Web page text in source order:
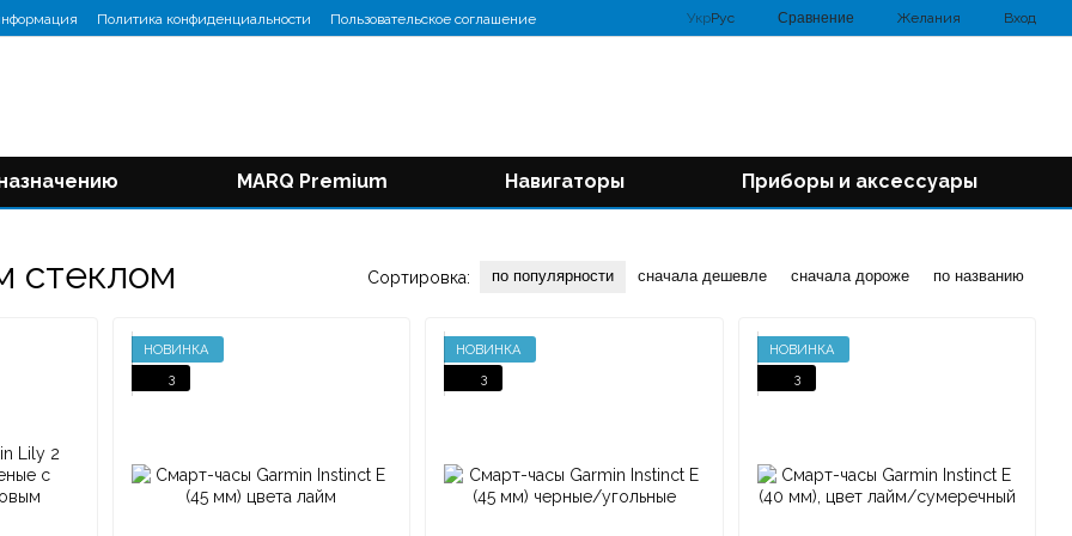
Политика конфиденциальности
Пользовательское соглашение
УкрРус Сравнение Желания Вход
MARQ Premium Навигаторы Приборы и аксессуары
стеклом Сортировка: по популярности сначала дешевле сначала дороже по названию
НОВИНКА
3
НОВИНКА
3
НОВИНКА
3